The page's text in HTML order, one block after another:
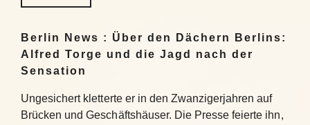
Berlin News : Über den Dächern Berlins:
Alfred Torge und die Jagd nach der
Sensation
Ungesichert kletterte er in den Zwanzigerjahren auf
Brücken und Geschäftshäuser. Die Presse feierte ihn,